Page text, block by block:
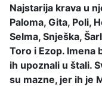
Najstarija krava u
Paloma, Gita, Poli,
Selma, Snješka,
Toro i Ezop. Imena
ih upoznali u štali.
su mazne, jer ih je